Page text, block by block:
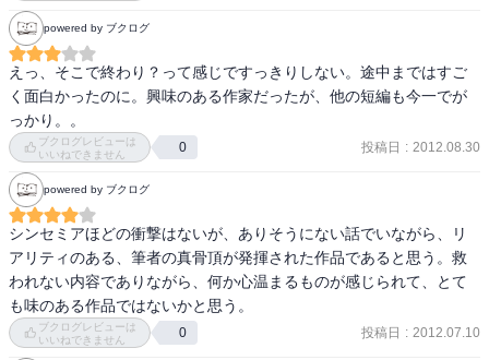
powered by ブクログ
えっ、そこで終わり？って感じですっきりしない。途中まではすご
く面白かったのに。興味のある作家だったが、他の短編も今一でが
っかり。。
ブクログレビューは
いいねできません
0 投稿日 : 2012.08.30
powered by ブクログ
シンセミアほどの衝撃はないが、ありそうにない話でいながら、リ
アリティのある、筆者の真骨頂が発揮された作品であると思う。救
われない内容でありながら、何か心温まるものが感じられて、とて
も味のある作品ではないかと思う。
ブクログレビューは
いいねできません
0 投稿日 : 2012.07.10